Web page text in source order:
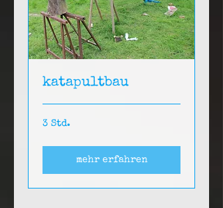
katapultbau
3 Std.
mehr erfahren